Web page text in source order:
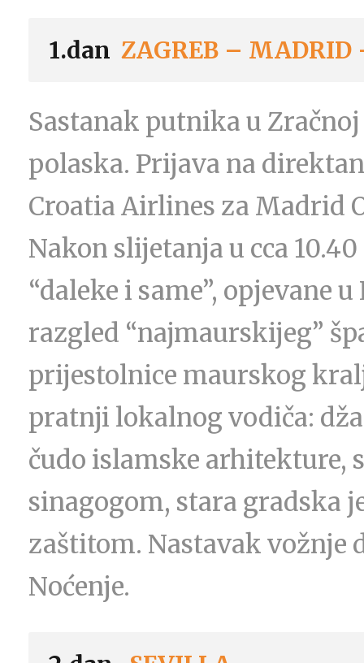
1.dan ZAGREB – MADRID
Sastanak putnika u
polaska. Prijava na
Croatia Airlines za Madrid
Nakon slijetanja u cca
“daleke i same”, opjevane
razgled “najmaurskijeg”
prijestolnice maurskog
pratnji lokalnog vodiča:
čudo islamske arhitekture,
sinagogom, stara gradska
zaštitom. Nastavak vožnje
Noćenje.